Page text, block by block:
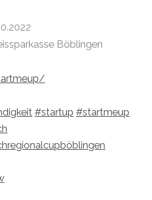
Böblingen
#startup #startmeup